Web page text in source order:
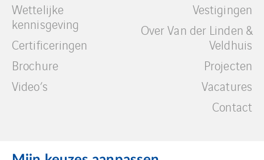
Wettelijke
kennisgeving
Certificeringen
Brochure
Video’s
Vestigingen
Over Van der Linden &
Veldhuis
Projecten
Vacatures
Contact